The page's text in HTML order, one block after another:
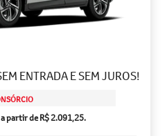
ENTRADA E SEM JUROS!
partir de R$ 2.091,25.